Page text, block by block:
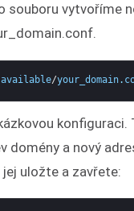
vytvoříme
available/your_domain.
konfiguraci.
domény a nový
uložte a zavřete: